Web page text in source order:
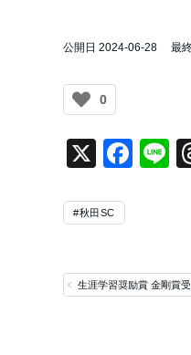
公開日 2024-06-28 最
0
X
#秋田SC
生涯学習奨励賞 金剛賞